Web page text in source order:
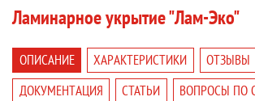
Ламинарное укрытие "Лам-Эко"
ОПИСАНИЕ ХАРАКТЕРИСТИКИ
ОТЗЫВЫ
ДОКУМЕНТАЦИЯ
СТАТЬИ
ВОПРОСЫ ПО